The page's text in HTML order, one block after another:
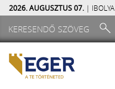
2026. AUGUSZTUS 07. | IBOLYA